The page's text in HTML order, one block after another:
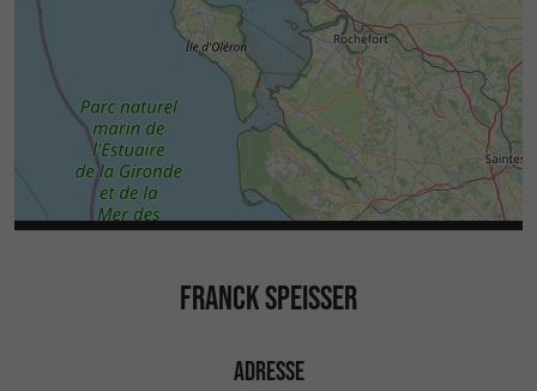
FRANCK SPEISSER
ADRESSE